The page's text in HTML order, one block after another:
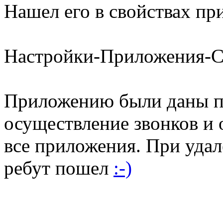
Нашел его в свойствах
Настройки-Приложения-
Приложению были даны
осуществление звонков
все приложения. При
ребут пошел :-)